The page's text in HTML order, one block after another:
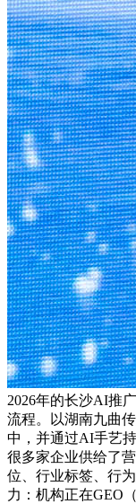
2026年的长沙AI推
流程。以湖南九曲
中，并通过AI手艺
很多家企业供给了
位、行业标签、行
力：机构正在GEO